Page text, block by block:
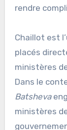
rendre
Chaillot est
placés
ministères
Dans le
Batsheva
ministères